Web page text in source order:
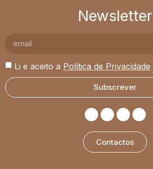
Newsletter
Li e aceito a Política de Privacidade
Subscrever
Contactos